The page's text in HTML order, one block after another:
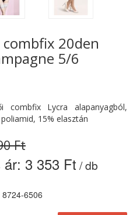
combfix 20den
5/6
Lycra alapanyagból,
15% elasztán
Ft
ár: 3 353 Ft / db
6506